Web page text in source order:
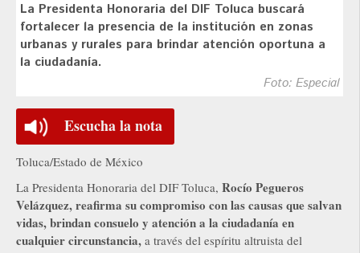
La Presidenta Honoraria del DIF Toluca buscará
fortalecer la presencia de la institución en zonas
urbanas y rurales para brindar atención oportuna a
la ciudadanía.
Foto: Especial
Escucha la nota
Toluca/Estado de México
La Presidenta Honoraria del DIF Toluca, Rocío Pegueros
Velázquez, reafirma su compromiso con las causas que salvan
vidas, brindan consuelo y atención a la ciudadanía en
cualquier circunstancia, a través del espíritu altruista del